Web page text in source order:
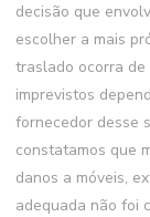
decisão que
escolher a mais
traslado ocorra de
imprevistos
fornecedor desse
constatamos que
danos a móveis,
adequada não foi